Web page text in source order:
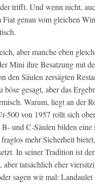
trifft. Und wenn nicht,
genau vom gleichen
aber manche eben
Mini ihre Besatzung mit
den Säulen zersägten
gesagt, aber das
Warum, liegt an der
500 von 1957 rollt sich
und C-Säulen bilden eine
mehr Sicherheit
In seiner Tradition ist
tatsächlich eher
sagen wir mal: